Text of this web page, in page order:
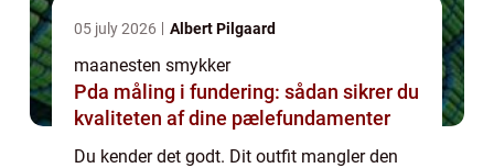
05 july 2026 Albert Pilgaard
maanesten smykker
Pda måling i fundering: sådan sikrer du
kvaliteten af dine pælefundamenter
Du kender det godt. Dit outfit mangler den